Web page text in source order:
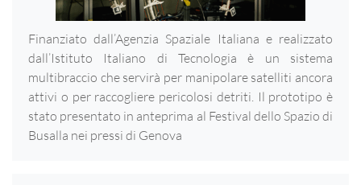
Finanziato dall’Agenzia Spaziale Italiana e realizzato
dall’Istituto Italiano di Tecnologia è un sistema
multibraccio che servirà per manipolare satelliti ancora
attivi o per raccogliere pericolosi detriti. Il prototipo è
stato presentato in anteprima al Festival dello Spazio di
Busalla nei pressi di Genova